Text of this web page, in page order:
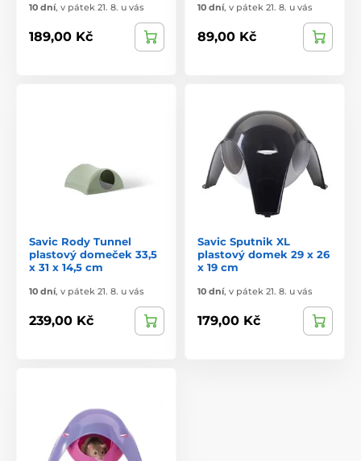
10 dní, v pátek 21. 8. u vás
189,00 Kč
10 dní, v pátek 21. 8. u vás
89,00 Kč
Savic Rody Tunnel
plastový domeček 33,5
x 31 x 14,5 cm
10 dní, v pátek 21. 8. u vás
239,00 Kč
Savic Sputnik XL
plastový domek 29 x 26
x 19 cm
10 dní, v pátek 21. 8. u vás
179,00 Kč